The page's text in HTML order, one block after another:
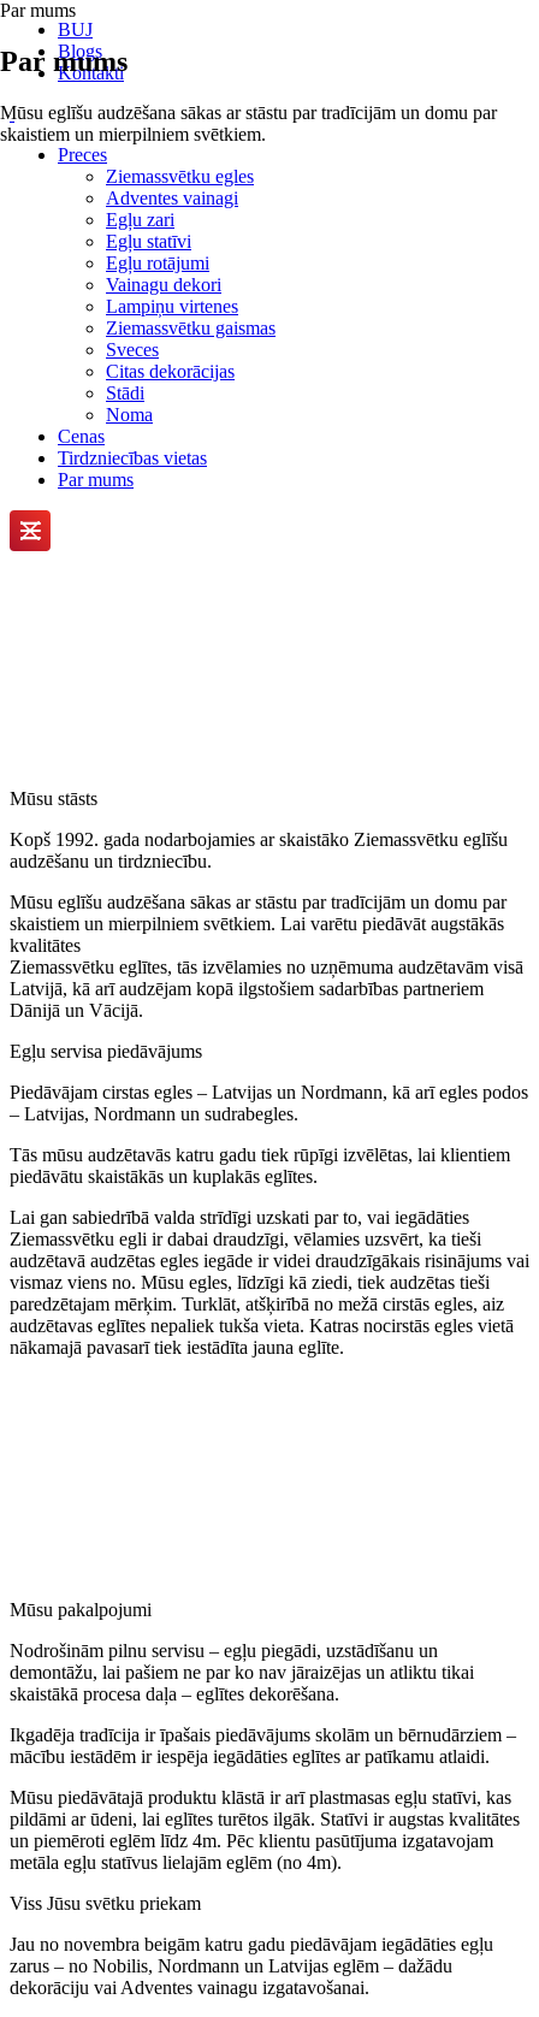
BUJ
Blogs
Kontakti
Preces
Ziemassvētku egles
Adventes vainagi
Egļu zari
Egļu statīvi
Egļu rotājumi
Vainagu dekori
Lampiņu virtenes
Ziemassvētku gaismas
Sveces
Citas dekorācijas
Stādi
Noma
Cenas
Tirdzniecības vietas
Par mums
Par mums
Par mums
Mūsu eglīšu audzēšana sākas ar stāstu par tradīcijām un domu par
skaistiem un mierpilniem svētkiem.
Mūsu stāsts
Kopš 1992. gada nodarbojamies ar skaistāko Ziemassvētku eglīšu
audzēšanu un tirdzniecību.
Mūsu eglīšu audzēšana sākas ar stāstu par tradīcijām un domu par
skaistiem un mierpilniem svētkiem. Lai varētu piedāvāt augstākās
kvalitātes
Ziemassvētku eglītes, tās izvēlamies no uzņēmuma audzētavām visā
Latvijā, kā arī audzējam kopā ilgstošiem sadarbības partneriem
Dānijā un Vācijā.
Egļu servisa piedāvājums
Piedāvājam cirstas egles – Latvijas un Nordmann, kā arī egles podos
– Latvijas, Nordmann un sudrabegles.
Tās mūsu audzētavās katru gadu tiek rūpīgi izvēlētas, lai klientiem
piedāvātu skaistākās un kuplakās eglītes.
Lai gan sabiedrībā valda strīdīgi uzskati par to, vai iegādāties
Ziemassvētku egli ir dabai draudzīgi, vēlamies uzsvērt, ka tieši
audzētavā audzētas egles iegāde ir videi draudzīgākais risinājums vai
vismaz viens no. Mūsu egles, līdzīgi kā ziedi, tiek audzētas tieši
paredzētajam mērķim. Turklāt, atšķirībā no mežā cirstās egles, aiz
audzētavas eglītes nepaliek tukša vieta. Katras nocirstās egles vietā
nākamajā pavasarī tiek iestādīta jauna eglīte.
Mūsu pakalpojumi
Nodrošinām pilnu servisu – egļu piegādi, uzstādīšanu un
demontāžu, lai pašiem ne par ko nav jāraizējas un atliktu tikai
skaistākā procesa daļa – eglītes dekorēšana.
Ikgadēja tradīcija ir īpašais piedāvājums skolām un bērnudārziem –
mācību iestādēm ir iespēja iegādāties eglītes ar patīkamu atlaidi.
Mūsu piedāvātajā produktu klāstā ir arī plastmasas egļu statīvi, kas
pildāmi ar ūdeni, lai eglītes turētos ilgāk. Statīvi ir augstas kvalitātes
un piemēroti eglēm līdz 4m. Pēc klientu pasūtījuma izgatavojam
metāla egļu statīvus lielajām eglēm (no 4m).
Viss Jūsu svētku priekam
Jau no novembra beigām katru gadu piedāvājam iegādāties egļu
zarus – no Nobilis, Nordmann un Latvijas eglēm – dažādu
dekorāciju vai Adventes vainagu izgatavošanai.